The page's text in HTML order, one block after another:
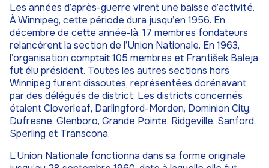
Les années d’après-guerre virent une baisse d’activité.
À Winnipeg, cette période dura jusqu’en 1956. En
décembre de cette année-là, 17 membres fondateurs
relancèrent la section de l’Union Nationale. En 1963,
l’organisation comptait 105 membres et František Baleja
fut élu président. Toutes les autres sections hors
Winnipeg furent dissoutes, représentées dorénavant
par des délégués de district. Les districts concernés
étaient Cloverleaf, Darlingford-Morden, Dominion City,
Dufresne, Glenboro, Grande Pointe, Ridgeville, Sanford,
Sperling et Transcona.
L’Union Nationale fonctionna dans sa forme originale